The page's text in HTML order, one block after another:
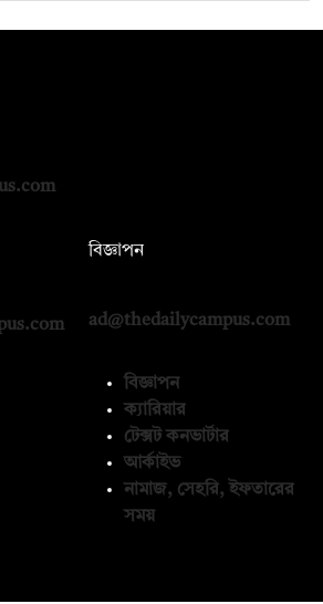
বিজ্ঞাপন
ad@thedailycampus.com
বিজ্ঞাপন
ক্যারিয়ার
টেক্সট কনভার্টার
আর্কাইভ
নামাজ, সেহরি, ইফতারের
সময়